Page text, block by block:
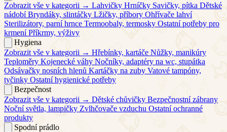
Zobrazit vše v kategorii → Lahvičky Hrníčky Savičky, pítka Dětské
nádobí Bryndáky, slintáčky Lžičky, příbory Ohřívače lahví
Sterilizátory, parní hrnce Termoobaly, termosky Ostatní potřeby pro
krmení Příkrmy, výživy
Hygiena
Zobrazit vše v kategorii → Hřebínky, kartáče Nůžky, manikúry
Teploměry Kojenecké váhy Nočníky, adaptéry na wc, stupátka
Odsávačky nosních hlenů Kartáčky na zuby Vatové tampóny,
tyčinky Ostatní hygienické potřeby
Bezpečnost
Zobrazit vše v kategorii → Dětské chůvičky Bezpečnostní zábrany
Noční světla, lampičky Zvlhčovače vzduchu Ostatní ochranné
produkty
Spodní prádlo